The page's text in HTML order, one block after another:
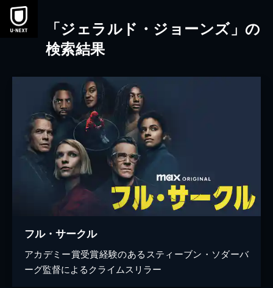
本文へスキップ
「ジェラルド・ジョーンズ」の
検索結果
フル・サークル
アカデミー賞受賞経験のあるスティーブン・ソダーバ
ーグ監督によるクライムスリラー